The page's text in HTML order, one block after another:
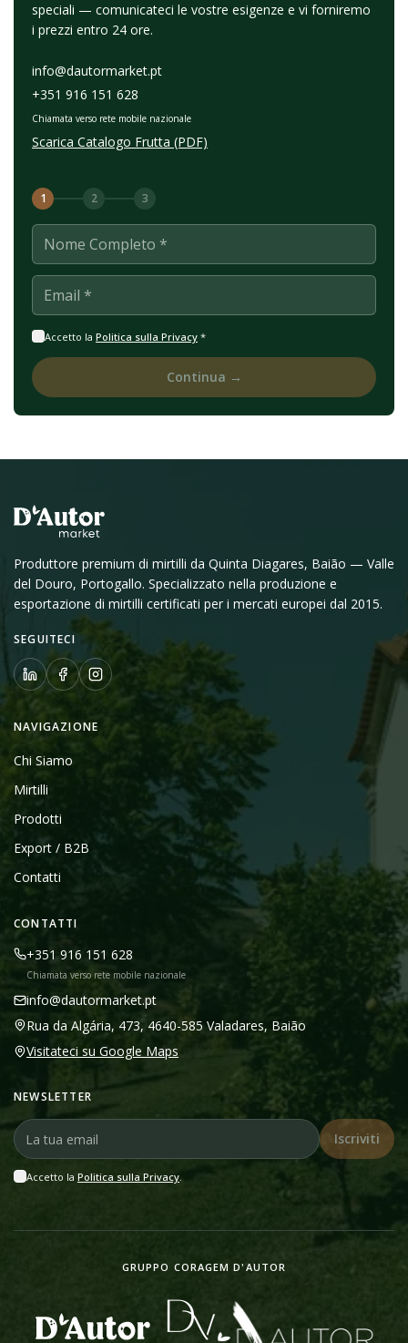
speciali — comunicateci le vostre esigenze e vi forniremo
i prezzi entro 24 ore.
info@dautormarket.pt
+351 916 151 628
Chiamata verso rete mobile nazionale
Scarica Catalogo Frutta (PDF)
1 2 3
Nome Completo *
Email *
Accetto la Politica sulla Privacy *
Continua →
Produttore premium di mirtilli da Quinta Diagares, Baião — Valle
del Douro, Portogallo. Specializzato nella produzione e
esportazione di mirtilli certificati per i mercati europei dal 2015.
SEGUITECI
NAVIGAZIONE
Chi Siamo
Mirtilli
Prodotti
Export / B2B
Contatti
CONTATTI
+351 916 151 628
Chiamata verso rete mobile nazionale
info@dautormarket.pt
Rua da Algária, 473, 4640-585 Valadares, Baião
Visitateci su Google Maps
NEWSLETTER
Iscriviti
Accetto la Politica sulla Privacy.
GRUPPO CORAGEM D'AUTOR